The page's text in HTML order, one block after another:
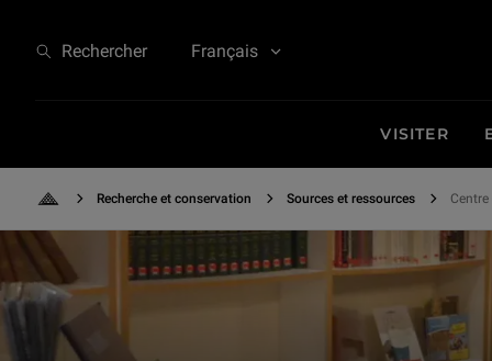
Rechercher Français
VISITER
Retour à l'accueil
Recherche et conservation Sources et ressources